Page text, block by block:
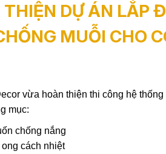
DỰ ÁN LẮP
MUỖI CHO
vừa hoàn thiện thi công hệ
mục:
chống nắng
ong cách nhiệt